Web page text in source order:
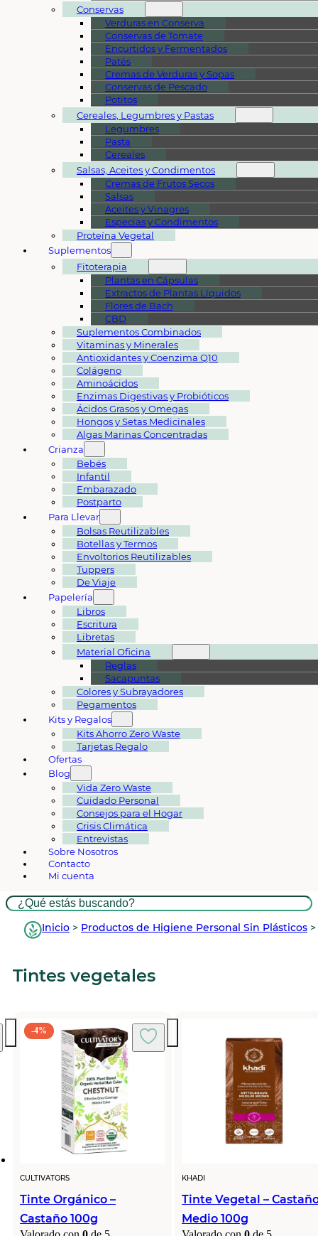
Conservas
Verduras en Conserva
Conservas de Tomate
Encurtidos y Fermentados
Patés
Cremas de Verduras y Sopas
Conservas de Pescado
Potitos
Cereales, Legumbres y Pastas
Legumbres
Pasta
Cereales
Salsas, Aceites y Condimentos
Cremas de Frutos Secos
Salsas
Aceites y Vinagres
Especias y Condimentos
Proteína Vegetal
Suplementos
Fitoterapia
Plantas en Cápsulas
Extractos de Plantas Líquidos
Flores de Bach
CBD
Suplementos Combinados
Vitaminas y Minerales
Antioxidantes y Coenzima Q10
Colágeno
Aminoácidos
Enzimas Digestivas y Probióticos
Ácidos Grasos y Omegas
Hongos y Setas Medicinales
Algas Marinas Concentradas
Crianza
Bebés
Infantil
Embarazado
Postparto
Para Llevar
Bolsas Reutilizables
Botellas y Termos
Envoltorios Reutilizables
Tuppers
De Viaje
Papelería
Libros
Escritura
Libretas
Material Oficina
Reglas
Sacapuntas
Colores y Subrayadores
Pegamentos
Kits y Regalos
Kits Ahorro Zero Waste
Tarjetas Regalo
Ofertas
Blog
Vida Zero Waste
Cuidado Personal
Consejos para el Hogar
Crisis Climática
Entrevistas
Sobre Nosotros
Contacto
Mi cuenta
Buscar
Inicio > Productos de Higiene Personal Sin Plásticos >
Tintes vegetales
-4%
CULTIVATORS
Tinte Orgánico –
Castaño 100g
KHADI
Tinte Vegetal –
Medio 100g